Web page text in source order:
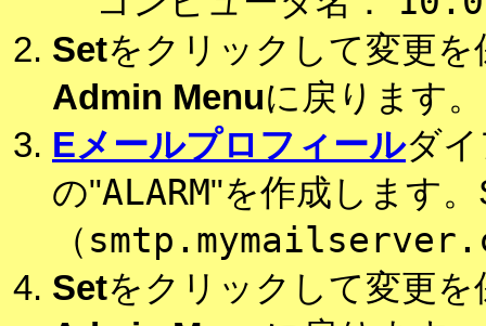
Setをクリックして変更
Admin Menuに戻ります。
Eメールプロフィールダ
の"ALARM"を作成します
（
Setをクリックして変更